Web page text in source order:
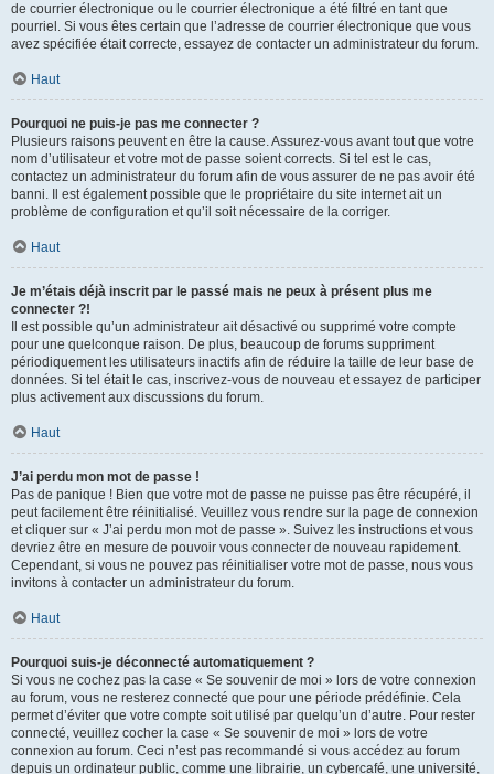
de courrier électronique ou le courrier électronique a été filtré en tant que
pourriel. Si vous êtes certain que l’adresse de courrier électronique que vous
avez spécifiée était correcte, essayez de contacter un administrateur du forum.
Haut
Pourquoi ne puis-je pas me connecter ?
Plusieurs raisons peuvent en être la cause. Assurez-vous avant tout que votre
nom d’utilisateur et votre mot de passe soient corrects. Si tel est le cas,
contactez un administrateur du forum afin de vous assurer de ne pas avoir été
banni. Il est également possible que le propriétaire du site internet ait un
problème de configuration et qu’il soit nécessaire de la corriger.
Haut
Je m’étais déjà inscrit par le passé mais ne peux à présent plus me
connecter ?!
Il est possible qu’un administrateur ait désactivé ou supprimé votre compte
pour une quelconque raison. De plus, beaucoup de forums suppriment
périodiquement les utilisateurs inactifs afin de réduire la taille de leur base de
données. Si tel était le cas, inscrivez-vous de nouveau et essayez de participer
plus activement aux discussions du forum.
Haut
J’ai perdu mon mot de passe !
Pas de panique ! Bien que votre mot de passe ne puisse pas être récupéré, il
peut facilement être réinitialisé. Veuillez vous rendre sur la page de connexion
et cliquer sur « J’ai perdu mon mot de passe ». Suivez les instructions et vous
devriez être en mesure de pouvoir vous connecter de nouveau rapidement.
Cependant, si vous ne pouvez pas réinitialiser votre mot de passe, nous vous
invitons à contacter un administrateur du forum.
Haut
Pourquoi suis-je déconnecté automatiquement ?
Si vous ne cochez pas la case « Se souvenir de moi » lors de votre connexion
au forum, vous ne resterez connecté que pour une période prédéfinie. Cela
permet d’éviter que votre compte soit utilisé par quelqu’un d’autre. Pour rester
connecté, veuillez cocher la case « Se souvenir de moi » lors de votre
connexion au forum. Ceci n’est pas recommandé si vous accédez au forum
depuis un ordinateur public, comme une librairie, un cybercafé, une université,